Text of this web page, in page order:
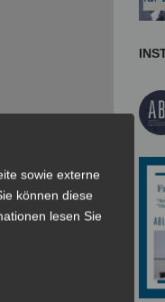
sowie externe
können diese
lesen Sie